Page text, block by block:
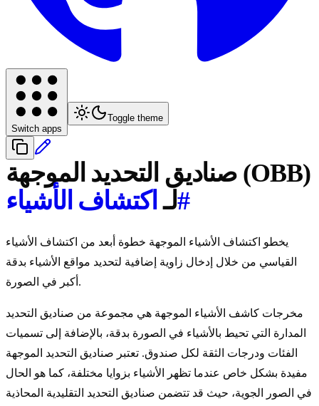
Switch apps
Toggle theme
صناديق التحديد الموجهة (OBB)
لـ اكتشاف الأشياء #
يخطو اكتشاف الأشياء الموجهة خطوة أبعد من اكتشاف الأشياء
القياسي من خلال إدخال زاوية إضافية لتحديد مواقع الأشياء بدقة
أكبر في الصورة.
مخرجات كاشف الأشياء الموجهة هي مجموعة من صناديق التحديد
المدارة التي تحيط بالأشياء في الصورة بدقة، بالإضافة إلى تسميات
الفئات ودرجات الثقة لكل صندوق. تعتبر صناديق التحديد الموجهة
مفيدة بشكل خاص عندما تظهر الأشياء بزوايا مختلفة، كما هو الحال
في الصور الجوية، حيث قد تتضمن صناديق التحديد التقليدية المحاذية